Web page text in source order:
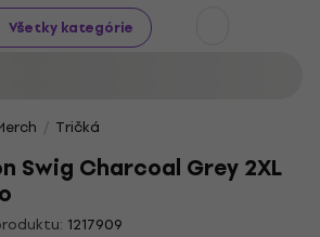
Všetky kategórie
Tričká
Swig Charcoal Grey 2XL
1217909